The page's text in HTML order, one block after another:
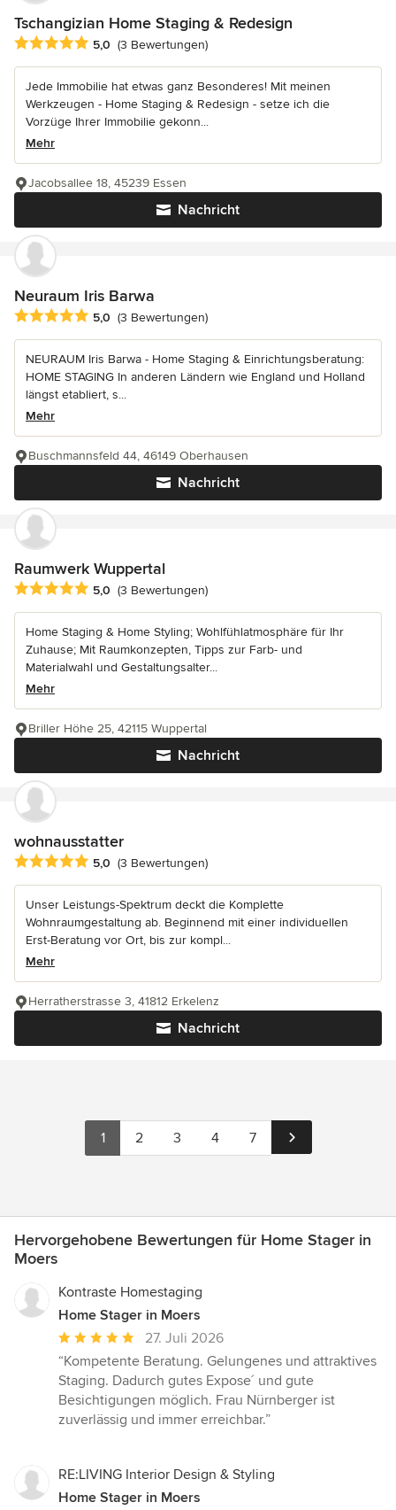
Tschangizian Home Staging & Redesign
Durchschnittliche Bewertung: 5 von 5 Sternen
5,0 (3 Bewertungen)
Jede Immobilie hat etwas ganz Besonderes! Mit meinen
Werkzeugen - Home Staging & Redesign - setze ich die
Vorzüge Ihrer Immobilie gekonn...
Mehr
Nachricht
Jacobsallee 18, 45239 Essen
Neuraum Iris Barwa
Durchschnittliche Bewertung: 5 von 5 Sternen
5,0 (3 Bewertungen)
NEURAUM Iris Barwa - Home Staging & Einrichtungsberatung:
HOME STAGING In anderen Ländern wie England und Holland
längst etabliert, s...
Mehr
Nachricht
Buschmannsfeld 44, 46149 Oberhausen
Raumwerk Wuppertal
Durchschnittliche Bewertung: 5 von 5 Sternen
5,0 (3 Bewertungen)
Home Staging & Home Styling; Wohlfühlatmosphäre für Ihr
Zuhause; Mit Raumkonzepten, Tipps zur Farb- und
Materialwahl und Gestaltungsalter...
Mehr
Nachricht
Briller Höhe 25, 42115 Wuppertal
wohnausstatter
Durchschnittliche Bewertung: 5 von 5 Sternen
5,0 (3 Bewertungen)
Unser Leistungs-Spektrum deckt die Komplette
Wohnraumgestaltung ab. Beginnend mit einer individuellen
Erst-Beratung vor Ort, bis zur kompl...
Mehr
Nachricht
Herratherstrasse 3, 41812 Erkelenz
1 2 3 4 7
Hervorgehobene Bewertungen für Home Stager in
Moers
Kontraste Homestaging
Home Stager in Moers
Durchschnittliche
Bewertung:
5
von
5
27. Juli 2026
“Kompetente Beratung. Gelungenes und attraktives
Staging. Dadurch gutes Expose´ und gute
Besichtigungen möglich. Frau Nürnberger ist
zuverlässig und immer erreichbar.”
RE:LIVING Interior Design & Styling
Home Stager in Moers